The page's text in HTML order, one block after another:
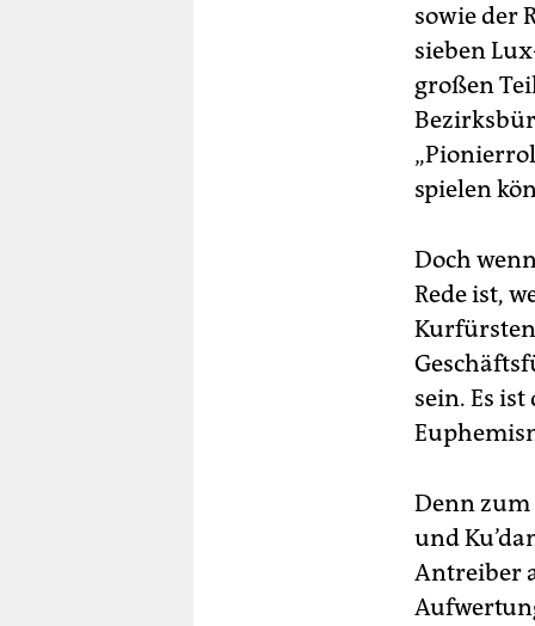
sowie der
sieben
großen
spielen
Doch
Rede ist,
sein. Es
Denn
und
Antreiber